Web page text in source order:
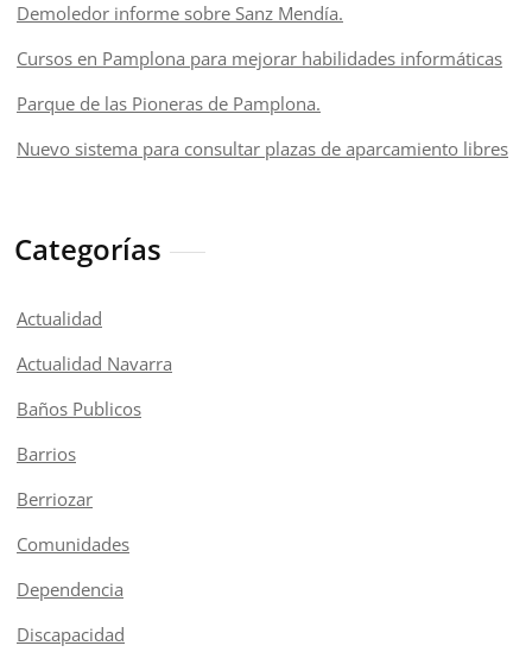
Demoledor informe sobre Sanz Mendía.
Cursos en Pamplona para mejorar habilidades informáticas
Parque de las Pioneras de Pamplona.
Nuevo sistema para consultar plazas de aparcamiento libres
Categorías
Actualidad
Actualidad Navarra
Baños Publicos
Barrios
Berriozar
Comunidades
Dependencia
Discapacidad